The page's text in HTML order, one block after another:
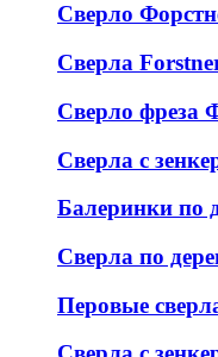
Сверло
Сверла
Сверло фреза
Сверла с
Балеринки по
Сверла по
Перовые